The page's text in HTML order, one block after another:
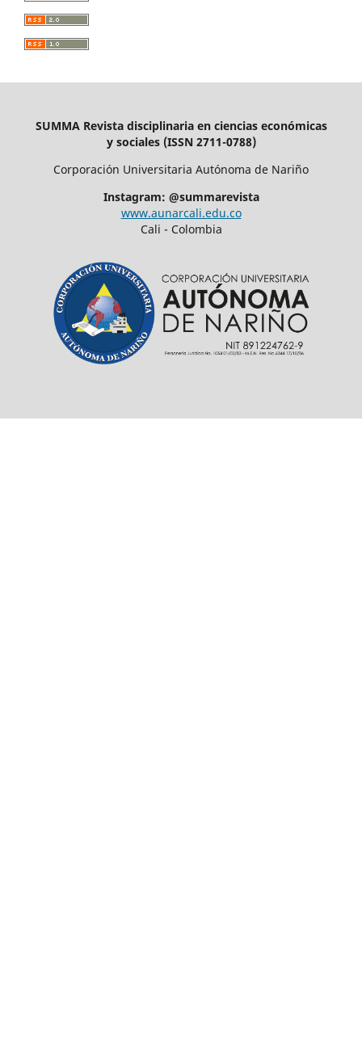
SUMMA Revista disciplinaria en ciencias económicas
y sociales (ISSN 2711-0788)
Corporación Universitaria Autónoma de Nariño
Instagram: @summarevista
www.aunarcali.edu.co
Cali - Colombia